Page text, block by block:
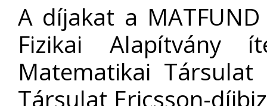
A díjakat a
Fizikai Alapítvány
Matematikai
Társulat Ericsson-